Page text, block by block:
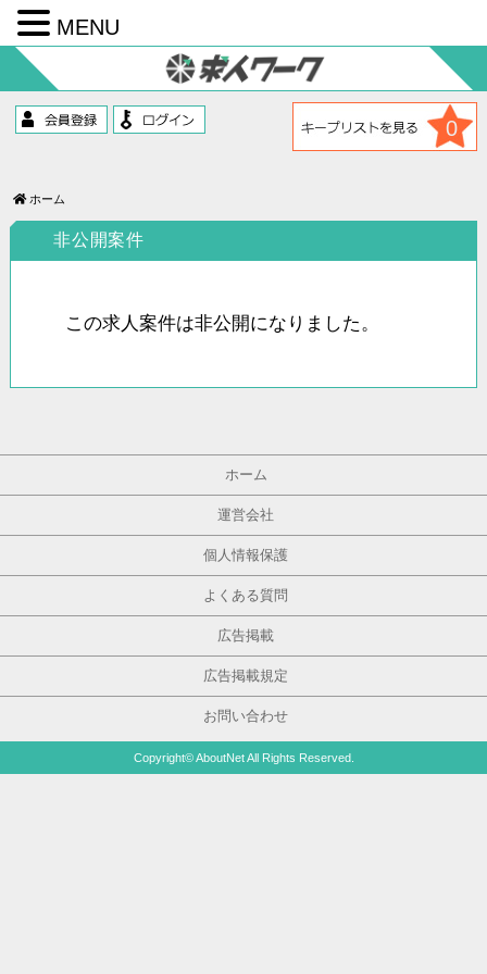
コ
テ
ン
ツ
ッ
プ
0
ホーム
非公開案件
この求人案件は非公開になりました。
ホーム
運営会社
個人情報保護
よくある質問
広告掲載
広告掲載規定
お問い合わせ
Copyright© AboutNet All Rights Reserved.
MENU